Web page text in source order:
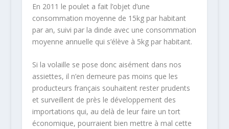
En 2011 le poulet a fait l’objet d’une
consommation moyenne de 15kg par habitant
par an, suivi par la dinde avec une consommation
moyenne annuelle qui s’élève à 5kg par habitant.
Si la volaille se pose donc aisément dans nos
assiettes, il n’en demeure pas moins que les
producteurs français souhaitent rester prudents
et surveillent de près le développement des
importations qui, au delà de leur faire un tort
économique, pourraient bien mettre à mal cette